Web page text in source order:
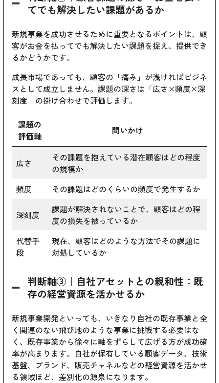
てでも解決したい課題があるか
新規事業を成功させるために重要となるポイントは、顧
客がお金を払ってでも解決したい課題を捉え、提供でき
るかどうかです。
成長市場であっても、顧客の「痛み」が浅ければビジネ
スとして成立しません。課題の深さは「広さ×頻度×深
刻度」の掛け合わせで評価します。
課題の
評価軸
問いかけ
広さ
その課題を抱えている潜在顧客はどの程度
の規模か
頻度
その課題はどのくらいの頻度で発生するか
深刻度
課題が解決されないことで、顧客はどの程
度の損失を被っているか
代替手
段
現在、顧客はどのような方法でその課題に
対処しているか
判断軸③｜自社アセットとの親和性：既
存の経営資源を活かせるか
新規事業開発といっても、いきなり自社の既存事業と全
く関連のない飛び地のような事業に挑戦する必要はな
く、既存事業から徐々に軸をずらして広げる方が成功確
率が高まります。自社が保有している顧客データ、技術
基盤、ブランド、販売チャネルなどの経営資源を活かせ
る領域ほど、差別化の源泉になります。